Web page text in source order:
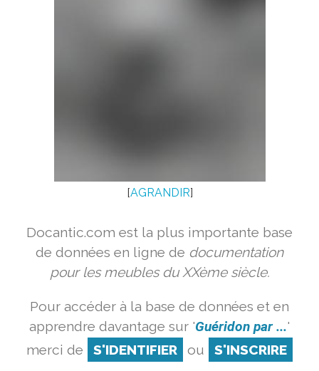
[AGRANDIR]
Docantic.com est la plus importante base
de données en ligne de documentation
pour les meubles du XXème siècle.
Pour accéder à la base de données et en
apprendre davantage sur 'Guéridon par ...'
merci de
S'IDENTIFIER ou S'INSCRIRE